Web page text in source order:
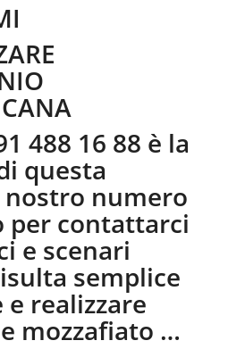
488 16 88 è la
questa
numero
per contattarci
e scenari
semplice
realizzare
mozzafiato …